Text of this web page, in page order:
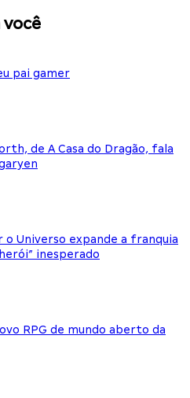
pai gamer
de A Casa do Dragão, fala
o Universo expande a franquia
inesperado
RPG de mundo aberto da